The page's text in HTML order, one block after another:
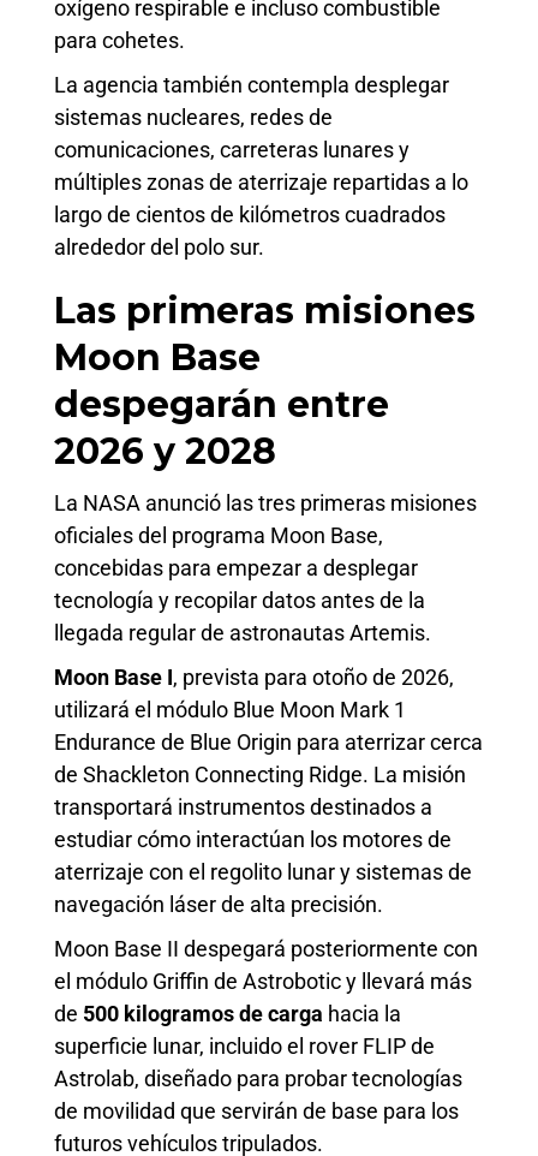
oxígeno respirable e incluso combustible
para cohetes.
La agencia también contempla desplegar
sistemas nucleares, redes de
comunicaciones, carreteras lunares y
múltiples zonas de aterrizaje repartidas a lo
largo de cientos de kilómetros cuadrados
alrededor del polo sur.
Las primeras misiones
Moon Base
despegarán entre
2026 y 2028
La NASA anunció las tres primeras misiones
oficiales del programa Moon Base,
concebidas para empezar a desplegar
tecnología y recopilar datos antes de la
llegada regular de astronautas Artemis.
Moon Base I, prevista para otoño de 2026,
utilizará el módulo Blue Moon Mark 1
Endurance de Blue Origin para aterrizar cerca
de Shackleton Connecting Ridge. La misión
transportará instrumentos destinados a
estudiar cómo interactúan los motores de
aterrizaje con el regolito lunar y sistemas de
navegación láser de alta precisión.
Moon Base II despegará posteriormente con
el módulo Griffin de Astrobotic y llevará más
de 500 kilogramos de carga hacia la
superficie lunar, incluido el rover FLIP de
Astrolab, diseñado para probar tecnologías
de movilidad que servirán de base para los
futuros vehículos tripulados.